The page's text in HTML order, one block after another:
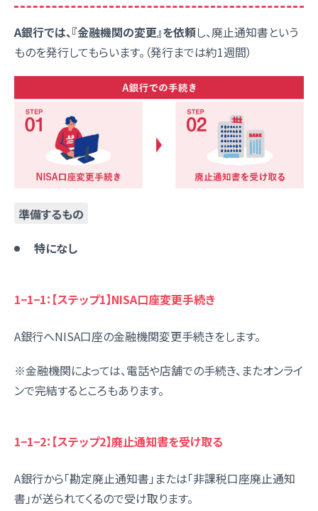
A銀行では、『金融機関の変更』を依頼し、廃止通知書という
ものを発行してもらいます。（発行までは約1週間）
準備するもの
特になし
1−1−1：【ステップ1】NISA口座変更手続き
A銀行へNISA口座の金融機関変更手続きをします。
※金融機関によっては、電話や店舗での手続き、またオンライ
ンで完結するところもあります。
1−1−2：【ステップ2】廃止通知書を受け取る
A銀行から「勘定廃止通知書」または「非課税口座廃止通知
書」が送られてくるので受け取ります。